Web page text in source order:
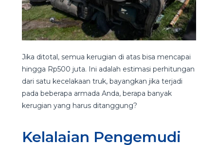
Jika ditotal, semua kerugian di atas bisa mencapai
hingga Rp500 juta. Ini adalah estimasi perhitungan
dari satu kecelakaan truk, bayangkan jika terjadi
pada beberapa armada Anda, berapa banyak
kerugian yang harus ditanggung?
Kelalaian Pengemudi